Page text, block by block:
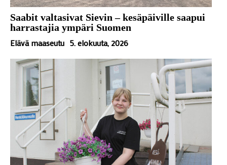
Saabit valtasivat Sievin – kesäpäiville saapui
harrastajia ympäri Suomen
Elävä maaseutu 5. elokuuta, 2026